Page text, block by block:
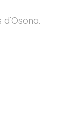
d'Osona.